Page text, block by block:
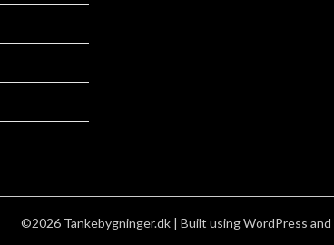
©2026 Tankebygninger.dk | Built using WordPress and